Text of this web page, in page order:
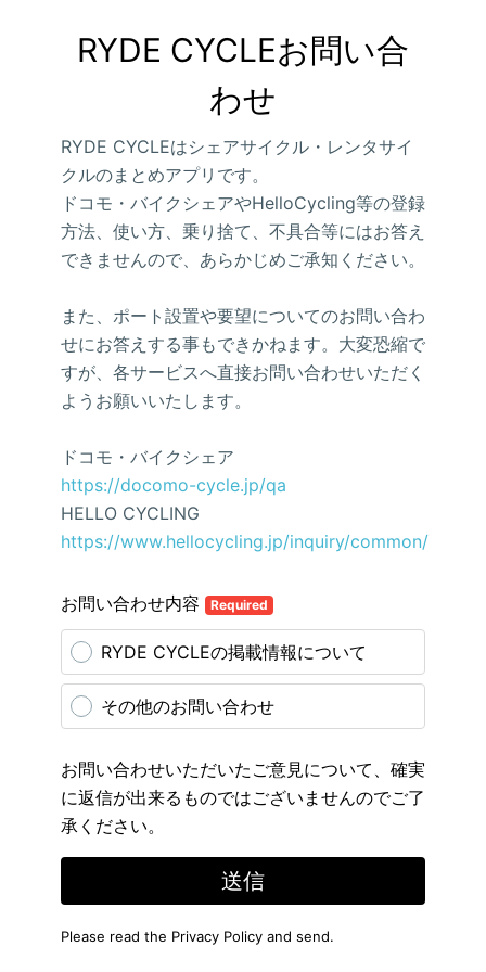
RYDE CYCLEお問い合
わせ
RYDE CYCLEはシェアサイクル・レンタサイ
クルのまとめアプリです。
ドコモ・バイクシェアやHelloCycling等の登録
方法、使い方、乗り捨て、不具合等にはお答え
できませんので、あらかじめご承知ください。
また、ポート設置や要望についてのお問い合わ
せにお答えする事もできかねます。大変恐縮で
すが、各サービスへ直接お問い合わせいただく
ようお願いいたします。
ドコモ・バイクシェア
https://docomo-cycle.jp/qa
HELLO CYCLING
https://www.hellocycling.jp/inquiry/common/
お問い合わせ内容 Required
RYDE CYCLEの掲載情報について
その他のお問い合わせ
お問い合わせいただいたご意見について、確実
に返信が出来るものではございませんのでご了
承ください。
送信
Please read the Privacy Policy and send.